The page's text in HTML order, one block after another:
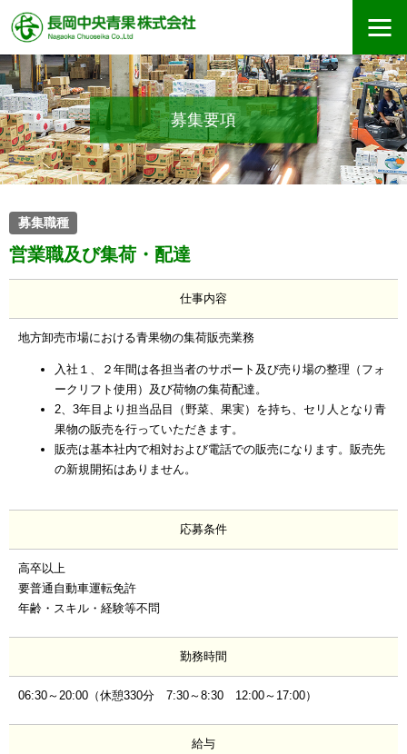
募集要項
募集職種
営業職及び集荷・配達
仕事内容
地方卸売市場における青果物の集荷販売業務
入社１、２年間は各担当者のサポート及び売り場の整理（フォ
ークリフト使用）及び荷物の集荷配達。
2、3年目より担当品目（野菜、果実）を持ち、セリ人となり青
果物の販売を行っていただきます。
販売は基本社内で相対および電話での販売になります。販売先
の新規開拓はありません。
応募条件
高卒以上
要普通自動車運転免許
年齢・スキル・経験等不問
勤務時間
06:30～20:00（休憩330分 7:30～8:30 12:00～17:00）
給与